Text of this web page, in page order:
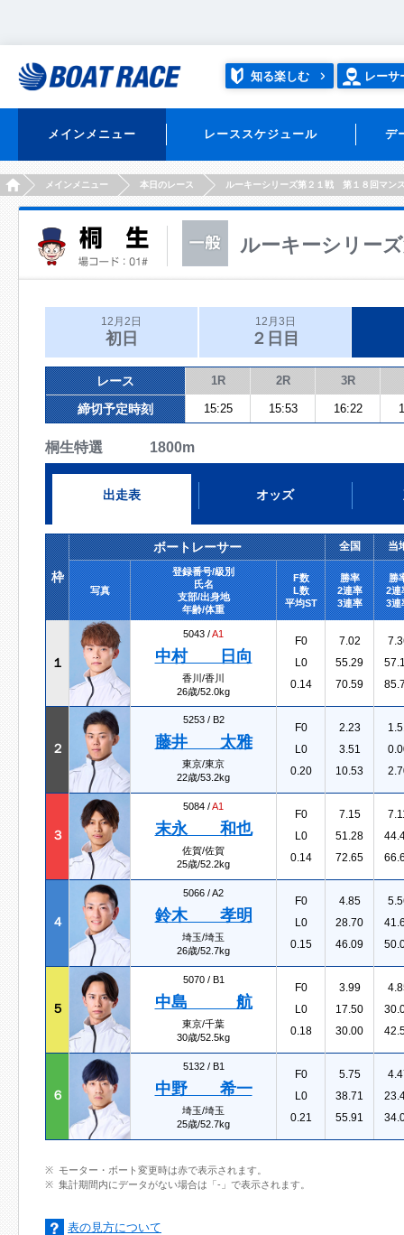
知る楽しむ レーサ
メインメニュー レーススケジュール デ
HOMEメインメニュー 本日のレース ルーキーシリーズ第２１戦 第１８回マン
ルーキーシリー
12月2日
初日
12月3日
２日目
レース 1R 2R 3R
締切予定時刻 15:25 15:53 16:22
桐生特選 1800m
出走表 オッズ
枠
ボートレーサー 全国 当
写真
登録番号/級別
氏名
支部/出身地
年齢/体重
F数
L数
平均ST
勝率
2連率
3連率
勝
2連
3連
１
5043 /A1
中村 日向
香川/香川
26歳/52.0kg
F0
L0
0.14
7.02
55.29
70.59
２
5253 / B2
藤井 太雅
東京/東京
22歳/53.2kg
F0
L0
0.20
2.23
3.51
10.53
３
5084 /A1
末永 和也
佐賀/佐賀
25歳/52.2kg
F0
L0
0.14
7.15
51.28
72.65
４
5066 /A2
鈴木 孝明
埼玉/埼玉
26歳/52.7kg
F0
L0
0.15
4.85
28.70
46.09
５
5070 / B1
中島 航
東京/千葉
30歳/52.5kg
F0
L0
0.18
3.99
17.50
30.00
６
5132 / B1
中野 希一
埼玉/埼玉
25歳/52.7kg
F0
L0
0.21
5.75
38.71
55.91
モーター・ボート変更時は赤で表示されます。
集計期間内にデータがない場合は「-」で表示されます。
表の見方について